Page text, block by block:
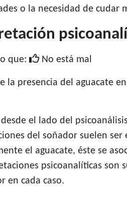
o la necesidad de cudar
que: No está mal
la presencia del aguacate
el lado del
del soñador suelen
el aguacate, éste se
psicoanalíticas son
en cada caso.